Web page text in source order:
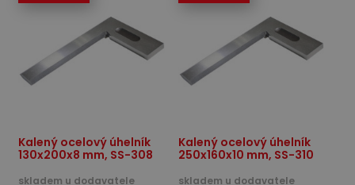
Kalený ocelový úhelník
130x200x8 mm, SS-308
skladem u dodavatele
Kalený ocelový úhelník
250x160x10 mm, SS-310
skladem u dodavatele